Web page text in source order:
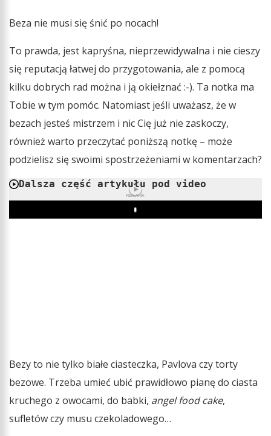
Beza nie musi się śnić po nocach!
To prawda, jest kapryśna, nieprzewidywalna i nie cieszy
się reputacją łatwej do przygotowania, ale z pomocą
kilku dobrych rad można i ją okiełznać :-). Ta notka ma
Tobie w tym pomóc. Natomiast jeśli uważasz, że w
bezach jesteś mistrzem i nic Cię już nie zaskoczy,
również warto przeczytać poniższą notkę – może
podzielisz się swoimi spostrzeżeniami w komentarzach?
Dalsza część artykułu pod video
REKLAMA
Play
Bezy to nie tylko białe ciasteczka, Pavlova czy torty
bezowe. Trzeba umieć ubić prawidłowo pianę do ciasta
kruchego z owocami, do babki, angel food cake,
sufletów czy musu czekoladowego…